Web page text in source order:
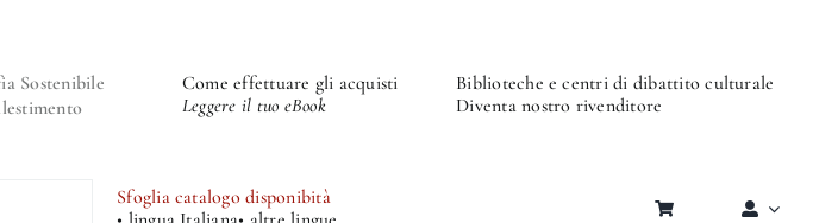
Sostenibile
Come effettuare gli acquisti
Leggere il tuo eBook
Biblioteche e centri di dibattito culturale
Diventa nostro rivenditore
Sfoglia catalogo disponibità